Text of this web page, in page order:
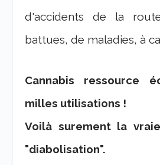
d'accidents de la
battues, de maladies, à
Cannabis ressource
milles utilisations !
Voilà surement la
"diabolisation".